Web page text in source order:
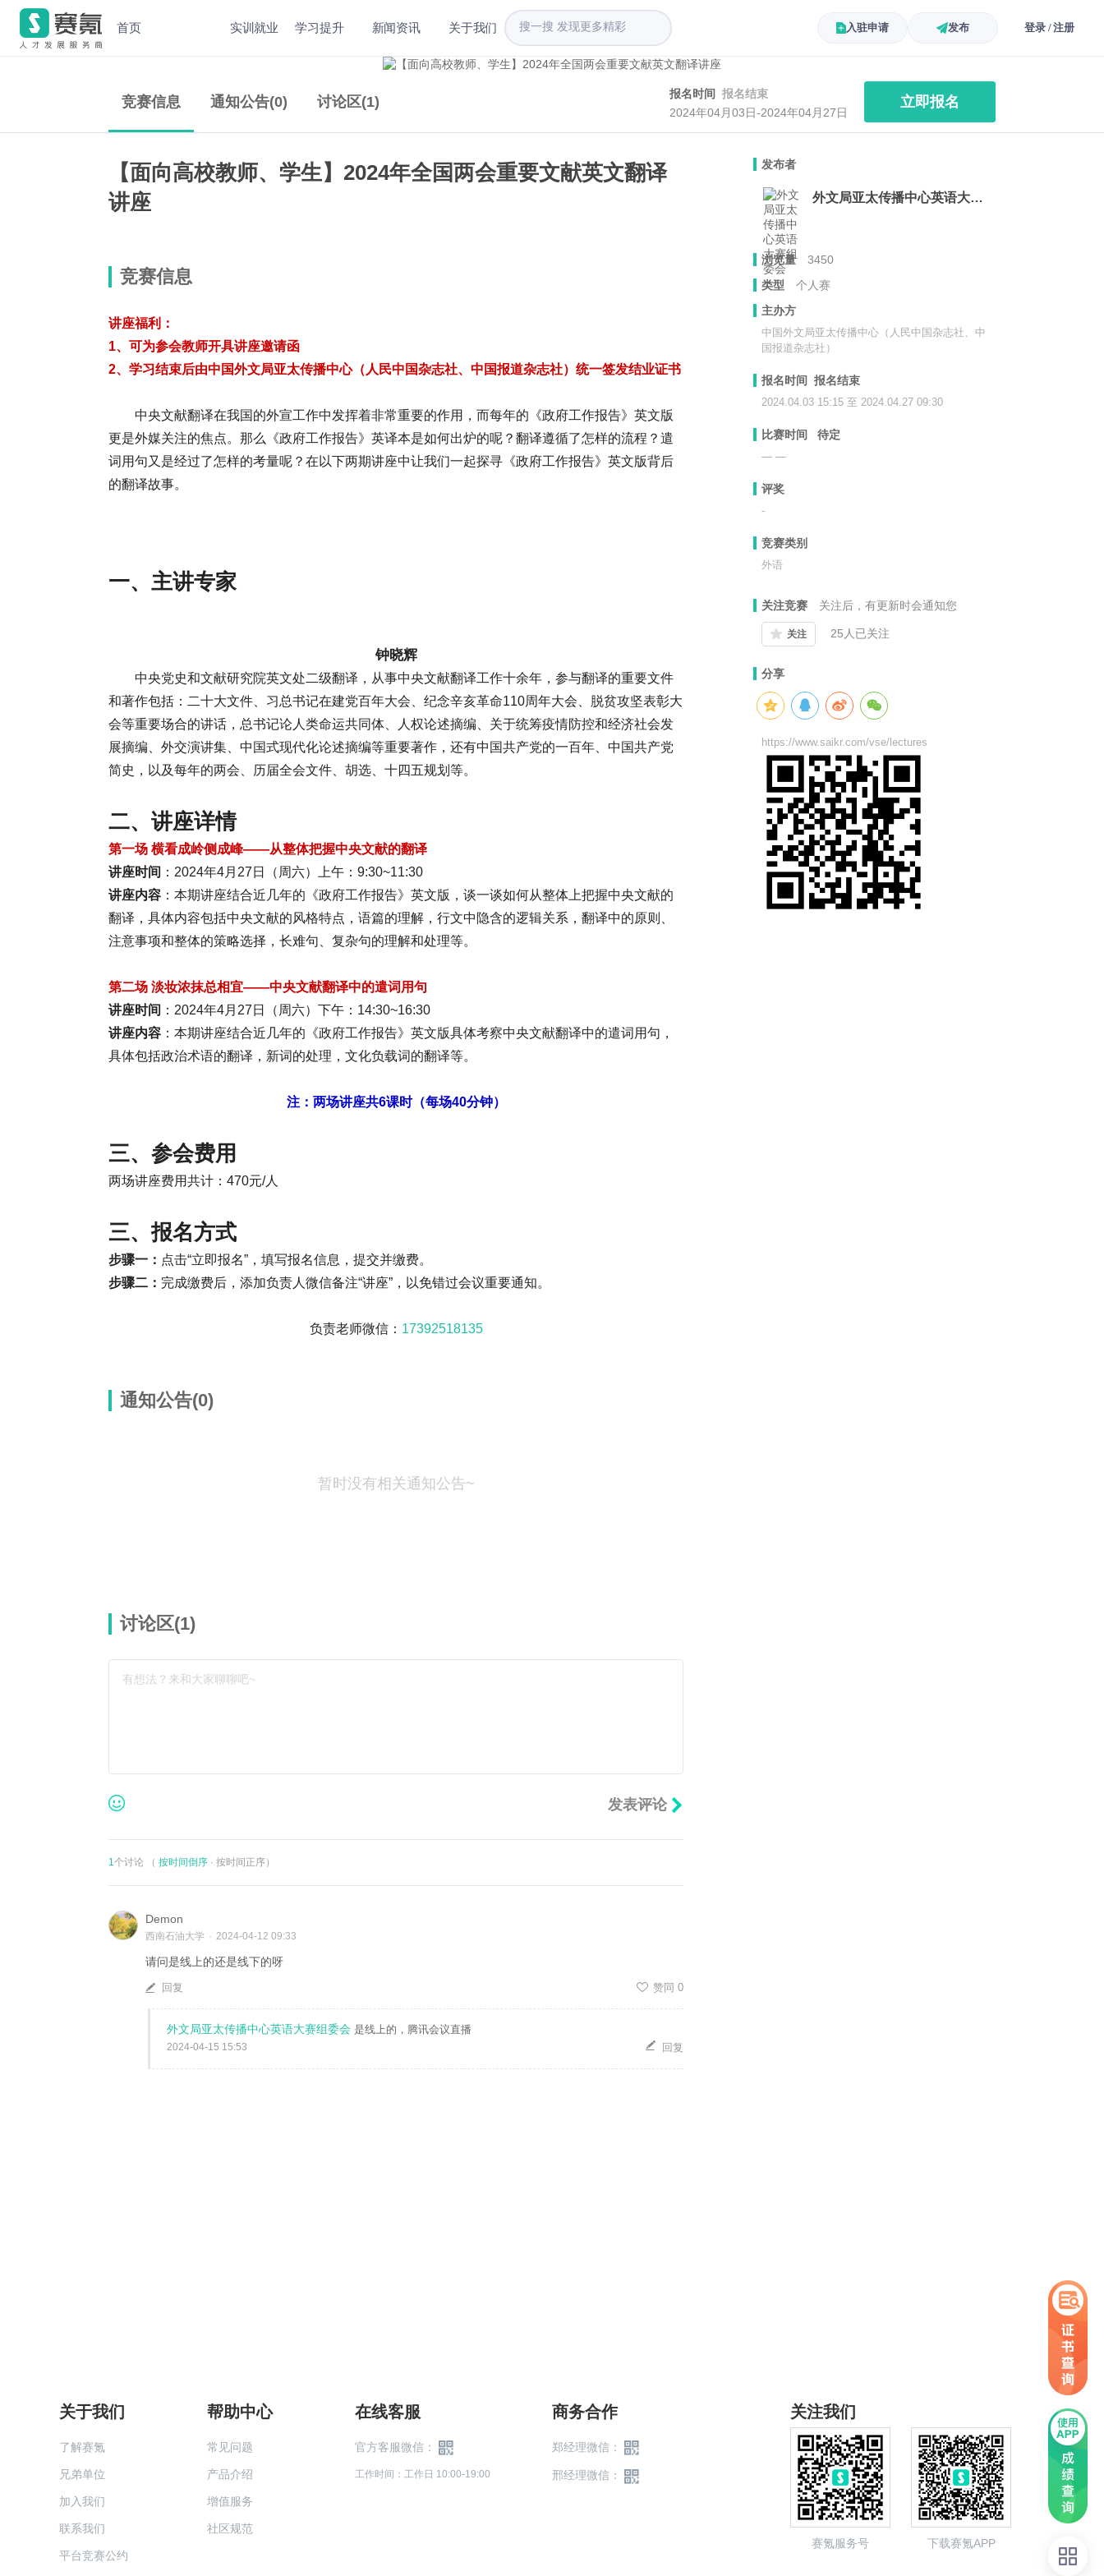
首页 实训就业 学习提升 新闻资讯 关于我们 入驻申请 发布 登录 / 注册
竞赛信息 通知公告(0) 讨论区(1) 报名时间 报名结束
2024年04月03日-2024年04月27日
立即报名
【面向高校教师、学生】2024年全国两会重要文献英文翻译
讲座
竞赛信息
讲座福利：
1、可为参会教师开具讲座邀请函
2、学习结束后由中国外文局亚太传播中心（人民中国杂志社、中国报道杂志社）统一签发结业证书
中央文献翻译在我国的外宣工作中发挥着非常重要的作用，而每年的《政府工作报告》英文版
更是外媒关注的焦点。那么《政府工作报告》英译本是如何出炉的呢？翻译遵循了怎样的流程？遣
词用句又是经过了怎样的考量呢？在以下两期讲座中让我们一起探寻《政府工作报告》英文版背后
的翻译故事。
一、主讲专家
钟晓辉
中央党史和文献研究院英文处二级翻译，从事中央文献翻译工作十余年，参与翻译的重要文件
和著作包括：二十大文件、习总书记在建党百年大会、纪念辛亥革命110周年大会、脱贫攻坚表彰大
会等重要场合的讲话，总书记论人类命运共同体、人权论述摘编、关于统筹疫情防控和经济社会发
展摘编、外交演讲集、中国式现代化论述摘编等重要著作，还有中国共产党的一百年、中国共产党
简史，以及每年的两会、历届全会文件、胡选、十四五规划等。
二、讲座详情
第一场 横看成岭侧成峰——从整体把握中央文献的翻译
讲座时间 ：2024年4月27日（周六）上午：9:30~11:30
讲座内容 ：本期讲座结合近几年的《政府工作报告》英文版，谈一谈如何从整体上把握中央文献的
翻译，具体内容包括中央文献的风格特点，语篇的理解，行文中隐含的逻辑关系，翻译中的原则、
注意事项和整体的策略选择，长难句、复杂句的理解和处理等。
第二场 淡妆浓抹总相宜——中央文献翻译中的遣词用句
讲座时间 ：2024年4月27日（周六）下午：14:30~16:30
讲座内容 ：本期讲座结合近几年的《政府工作报告》英文版具体考察中央文献翻译中的遣词用句，
具体包括政治术语的翻译，新词的处理，文化负载词的翻译等。
注：两场讲座共6课时（每场40分钟）
三、参会费用
两场讲座费用共计：470元/人
三、报名方式
步骤一： 点击“立即报名”，填写报名信息，提交并缴费。
步骤二： 完成缴费后，添加负责人微信备注“讲座”，以免错过会议重要通知。
负责老师微信： 17392518135
通知公告(0)
暂时没有相关通知公告~
讨论区(1)
有想法？来和大家聊聊吧~
1个讨论 （ 按时间倒序 · 按时间正序）
Demon
西南石油大学 · 2024-04-12 09:33
请问是线上的还是线下的呀
赞同 0
回复
外文局亚太传播中心英语大赛组委会 是线上的，腾讯会议直播
2024-04-15 15:53 回复
发布者
外文局亚太传播中心英语大赛组委会
浏览量
3450
类型
个人赛
主办方
中国外文局亚太传播中心（人民中国杂志社、中
国报道杂志社）
报名时间 报名结束
2024.04.03 15:15 至 2024.04.27 09:30
比赛时间 待定
— —
评奖
-
竞赛类别
外语
关注竞赛 关注后，有更新时会通知您
关注 25人已关注
分享
https://www.saikr.com/vse/lectures
关于我们
了解赛氪
兄弟单位
加入我们
联系我们
平台竞赛公约
帮助中心
常见问题
产品介绍
增值服务
社区规范
在线客服
官方客服微信：
工作时间：工作日 10:00-19:00
商务合作
郑经理微信：
邢经理微信：
关注我们
赛氪服务号 下载赛氪APP